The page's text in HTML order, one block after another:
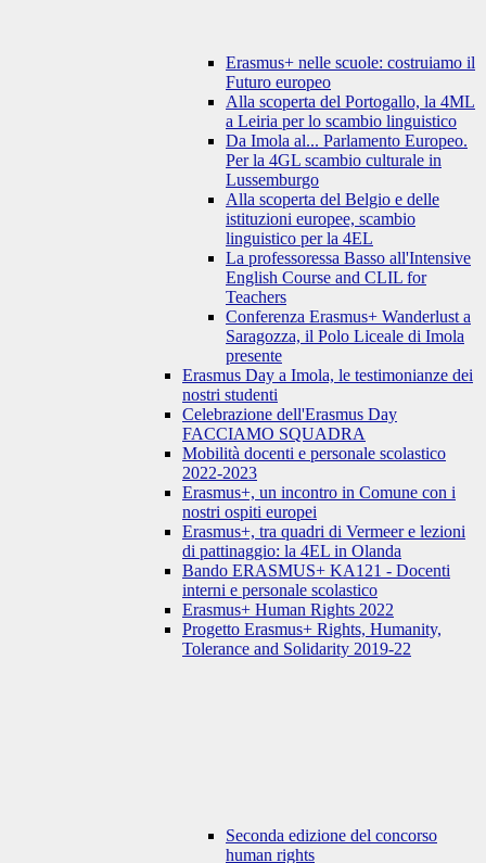
Erasmus+ nelle scuole: costruiamo il
Futuro europeo
Alla scoperta del Portogallo, la 4ML
a Leiria per lo scambio linguistico
Da Imola al... Parlamento Europeo.
Per la 4GL scambio culturale in
Lussemburgo
Alla scoperta del Belgio e delle
istituzioni europee, scambio
linguistico per la 4EL
La professoressa Basso all'Intensive
English Course and CLIL for
Teachers
Conferenza Erasmus+ Wanderlust a
Saragozza, il Polo Liceale di Imola
presente
Erasmus Day a Imola, le testimonianze dei
nostri studenti
Celebrazione dell'Erasmus Day
FACCIAMO SQUADRA
Mobilità docenti e personale scolastico
2022-2023
Erasmus+, un incontro in Comune con i
nostri ospiti europei
Erasmus+, tra quadri di Vermeer e lezioni
di pattinaggio: la 4EL in Olanda
Bando ERASMUS+ KA121 - Docenti
interni e personale scolastico
Erasmus+ Human Rights 2022
Progetto Erasmus+ Rights, Humanity,
Tolerance and Solidarity 2019-22
Seconda edizione del concorso
human rights